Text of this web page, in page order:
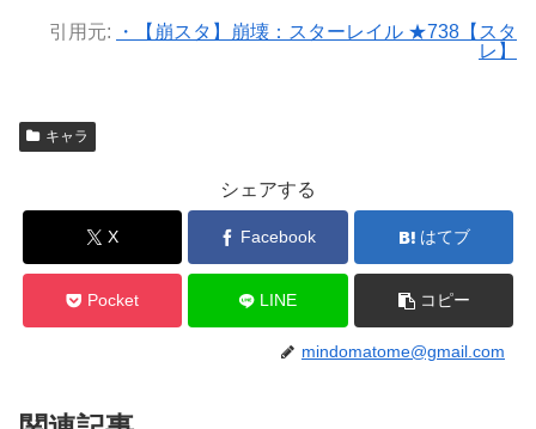
引用元:
・【崩スタ】崩壊：スターレイル ★738【スタ
レ】
キャラ
シェアする
X Facebook はてブ
Pocket LINE コピー
mindomatome@gmail.com